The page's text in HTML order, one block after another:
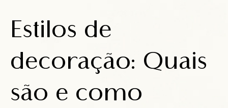
Imóveis à venda
Empreendimentos
Blog
Estilos de
decoração: Quais
são e como